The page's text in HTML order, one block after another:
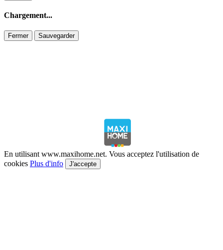
Chargement...
Fermer Sauvegarder
En utilisant www.maxihome.net. Vous acceptez l'utilisation de
cookies Plus d'info J'accepte